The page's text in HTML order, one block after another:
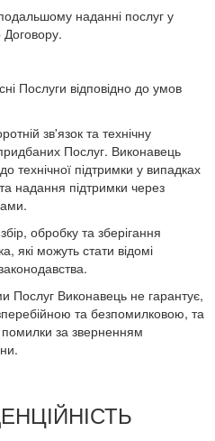
наданні послуг у
Послуги відповідно до умов
зв'язок та технічну
Послуг. Виконавець
технічної підтримки у випадках
надання підтримки через
обробку та зберігання
які можуть стати відомі
Послуг Виконавець не гарантує,
та безпомилковою, та
помилки за зверненням